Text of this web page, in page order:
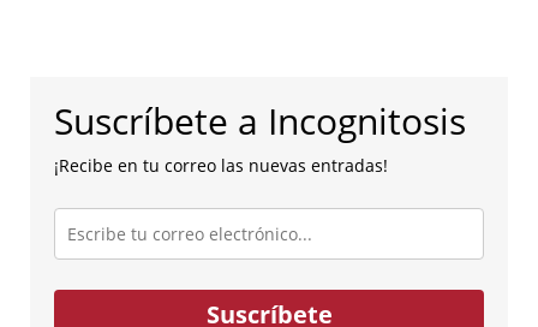
Suscríbete a Incognitosis
¡Recibe en tu correo las nuevas entradas!
Escribe
tu
correo
electrónico...
Suscríbete